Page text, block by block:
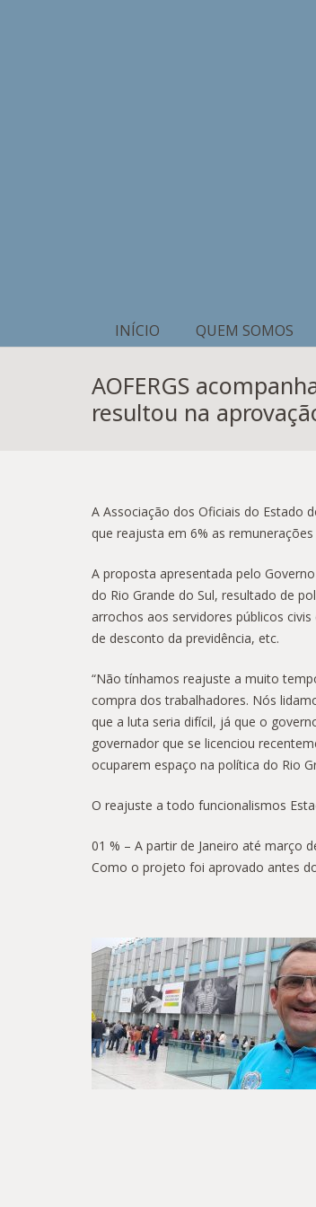
INÍCIO QUEM SOMOS
AOFERGS
resultou na
A Associação dos Oficiais do Estado
que reajusta em 6% as
A proposta apresentada pelo
do Rio Grande do Sul, resultado de
arrochos aos servidores públicos
de desconto da previdência, etc.
“Não tínhamos reajuste a muito
compra dos trabalhadores. Nós
que a luta seria difícil, já que o
governador que se licenciou
ocuparem espaço na política do Rio
O reajuste a todo funcionalismos
01 % – A partir de Janeiro até março
Como o projeto foi aprovado antes